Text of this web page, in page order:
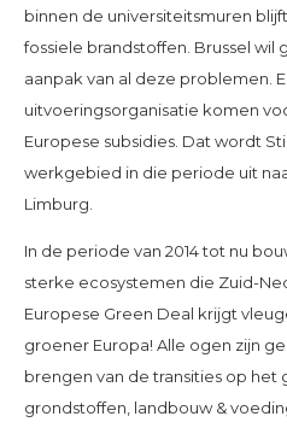
binnen de universiteitsmuren
fossiele brandstoffen. Brussel wil
aanpak van al deze problemen.
uitvoeringsorganisatie komen
Europese subsidies. Dat wordt
werkgebied in die periode uit
Limburg.
In de periode van 2014 tot nu
sterke ecosystemen die Zuid-
Europese Green Deal krijgt
groener Europa! Alle ogen zijn
brengen van de transities op
grondstoffen, landbouw &